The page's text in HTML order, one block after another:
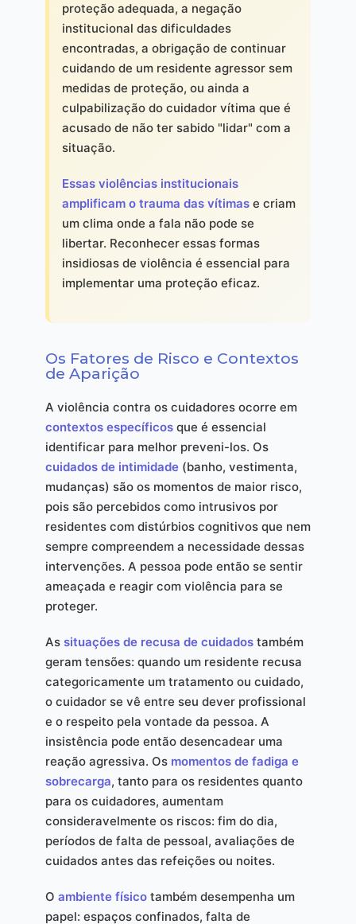
proteção adequada, a negação
institucional das dificuldades
encontradas, a obrigação de continuar
cuidando de um residente agressor sem
medidas de proteção, ou ainda a
culpabilização do cuidador vítima que é
acusado de não ter sabido "lidar" com a
situação.
Essas violências institucionais
amplificam o trauma das vítimase criam
um clima onde a fala não pode se
libertar. Reconhecer essas formas
insidiosas de violência é essencial para
implementar uma proteção eficaz.
Os Fatores de Risco e Contextos
de Aparição
A violência contra os cuidadores ocorre em
contextos específicosque é essencial
identificar para melhor preveni-los. Os
cuidados de intimidade(banho, vestimenta,
mudanças) são os momentos de maior risco,
pois são percebidos como intrusivos por
residentes com distúrbios cognitivos que nem
sempre compreendem a necessidade dessas
intervenções. A pessoa pode então se sentir
ameaçada e reagir com violência para se
proteger.
As situações de recusa de cuidadostambém
geram tensões: quando um residente recusa
categoricamente um tratamento ou cuidado,
o cuidador se vê entre seu dever profissional
e o respeito pela vontade da pessoa. A
insistência pode então desencadear uma
reação agressiva. Os momentos de fadiga e
sobrecarga, tanto para os residentes quanto
para os cuidadores, aumentam
consideravelmente os riscos: fim do dia,
períodos de falta de pessoal, avaliações de
cuidados antes das refeições ou noites.
O ambiente físicotambém desempenha um
papel: espaços confinados, falta de